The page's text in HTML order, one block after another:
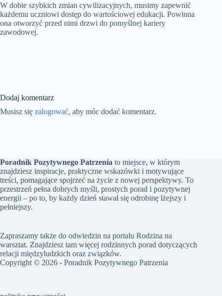
W dobie szybkich zmian cywilizacyjnych, musimy zapewnić
każdemu uczniowi dostęp do wartościowej edukacji. Powinna
ona otworzyć przed nimi drzwi do pomyślnej kariery
zawodowej.
Dodaj komentarz
Musisz się zalogować, aby móc dodać komentarz.
Poradnik Pozytywnego Patrzenia to miejsce, w którym
znajdziesz inspiracje, praktyczne wskazówki i motywujące
treści, pomagające spojrzeć na życie z nowej perspektywy. To
przestrzeń pełna dobrych myśli, prostych porad i pozytywnej
energii – po to, by każdy dzień stawał się odrobinę lżejszy i
pełniejszy.
Zapraszamy także do odwiedzin na portalu Rodzina na
warsztat. Znajdziesz tam więcej rodzinnych porad dotyczących
relacji międzyludzkich oraz związków.
Copyright © 2026 - Poradnik Pozytywnego Patrzenia